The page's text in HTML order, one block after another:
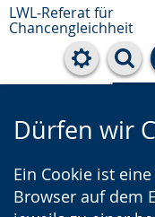
LWL-Referat für
Chancengleichheit
Dürfen wir
Ein Cookie ist
Browser auf dem